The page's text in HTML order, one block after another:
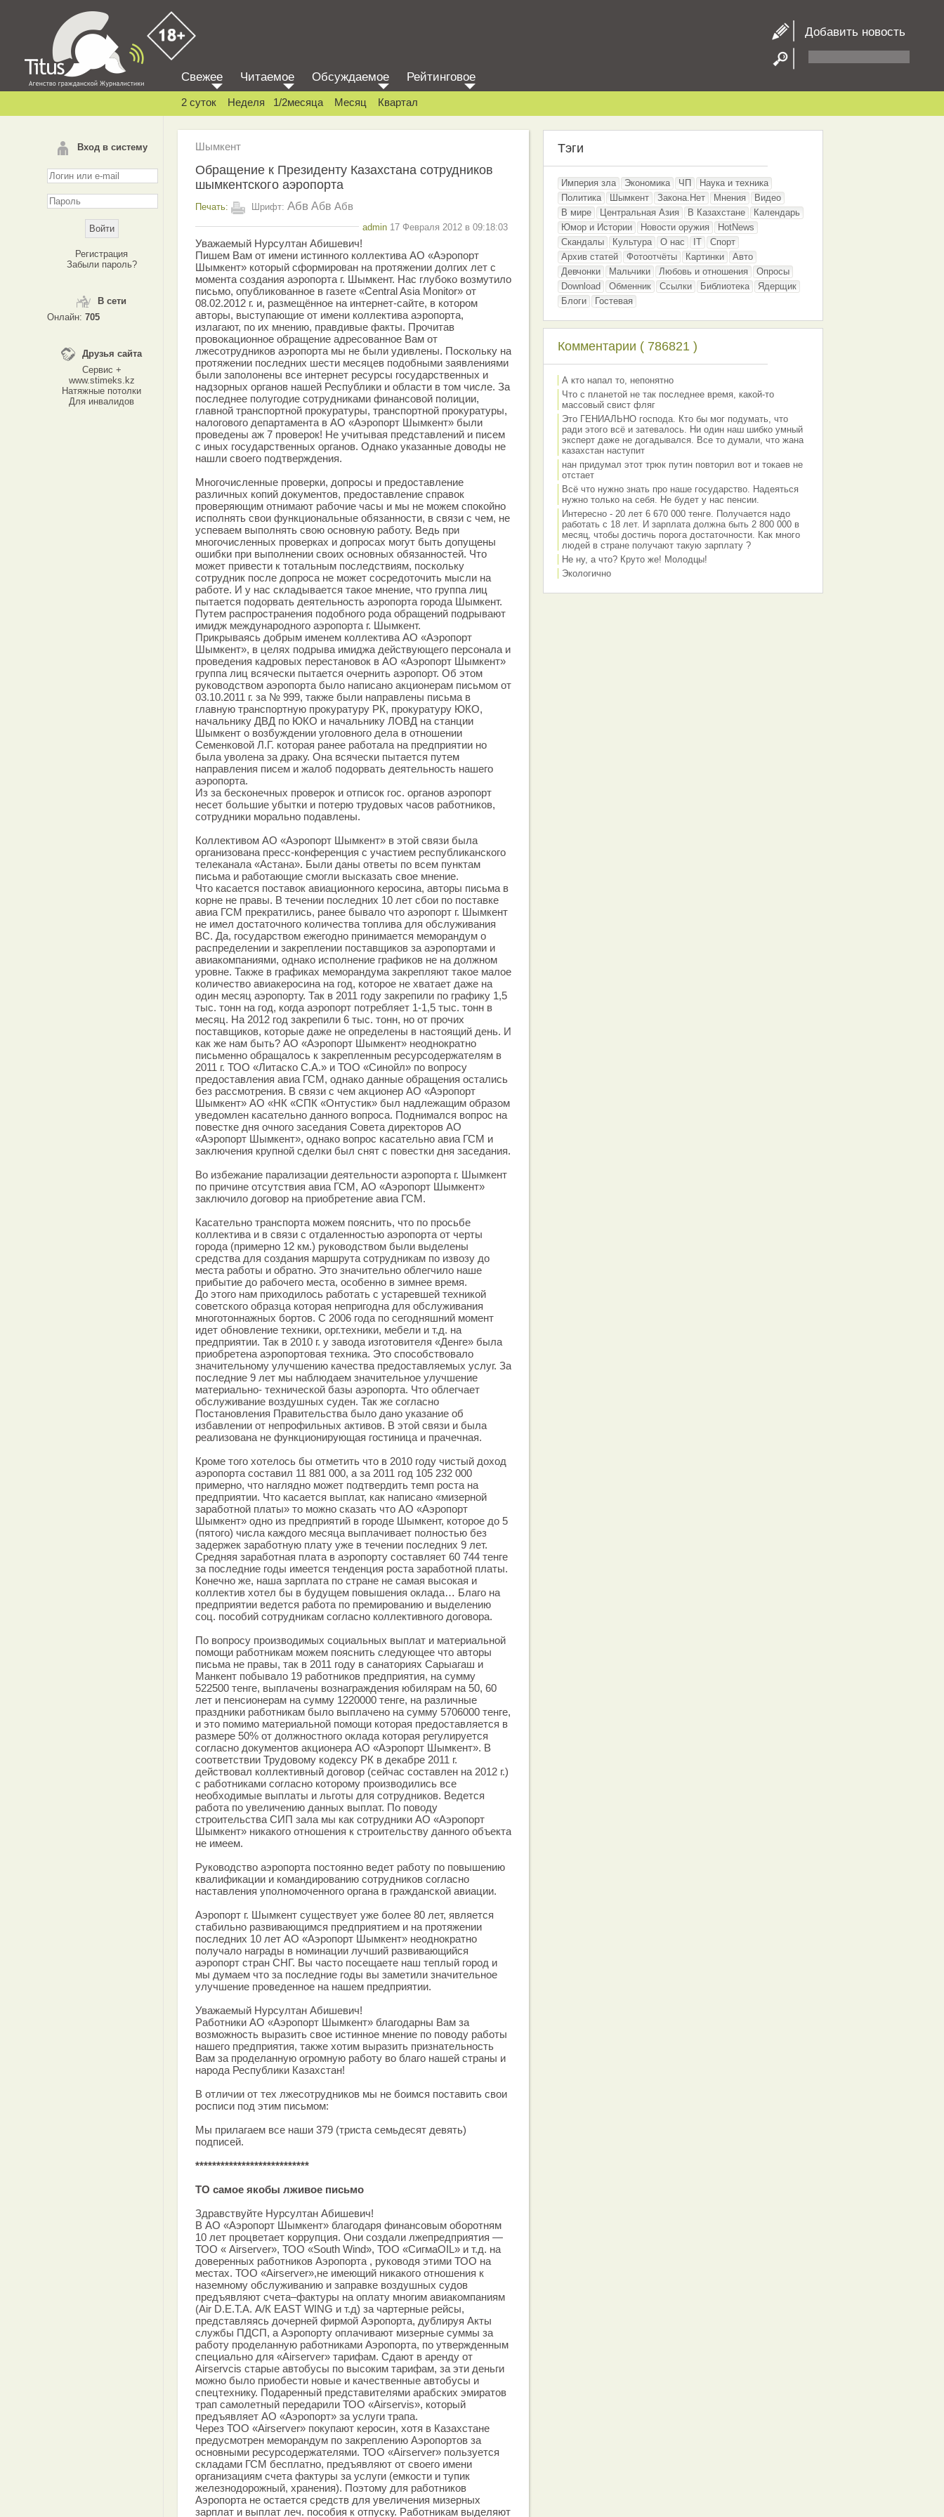
Добавить новость
Вход в систему
Регистрация
Забыли пароль?
В сети
Онлайн: 705
Друзья сайта
Сервис +
www.stimeks.kz
Натяжные потолки
Для инвалидов
Свежее Читаемое Обсуждаемое Рейтинговое
2 суток Неделя 1/2месяца Месяц Квартал
Шымкент
Обращение к Президенту Казахстана сотрудников
шымкентского аэропорта
Печать: Шрифт: Абв Абв Абв
admin 17 Февраля 2012 в 09:18:03
Уважаемый Нурсултан Абишевич!
Пишем Вам от имени истинного коллектива АО «Аэропорт
Шымкент» который сформирован на протяжении долгих лет с
момента создания аэропорта г. Шымкент. Нас глубоко возмутило
письмо, опубликованное в газете «Central Asia Monitor» от
08.02.2012 г. и, размещённое на интернет-cайте, в котором
авторы, выступающие от имени коллектива аэропорта,
излагают, по их мнению, правдивые факты. Прочитав
провокационное обращение адресованное Вам от
лжесотрудников аэропорта мы не были удивлены. Поскольку на
протяжении последних шести месяцев подобными заявлениями
были заполонены все интернет ресурсы государственных и
надзорных органов нашей Республики и области в том числе. За
последнее полугодие сотрудниками финансовой полиции,
главной транспортной прокуратуры, транспортной прокуратуры,
налогового департамента в АО «Аэропорт Шымкент» были
проведены аж 7 проверок! Не учитывая представлений и писем
с иных государственных органов. Однако указанные доводы не
нашли своего подтверждения.
Многочисленные проверки, допросы и предоставление
различных копий документов, предоставление справок
проверяющим отнимают рабочие часы и мы не можем спокойно
исполнять свои функциональные обязанности, в связи с чем, не
успеваем выполнять свою основную работу. Ведь при
многочисленных проверках и допросах могут быть допущены
ошибки при выполнении своих основных обязанностей. Что
может привести к тотальным последствиям, поскольку
сотрудник после допроса не может сосредоточить мысли на
работе. И у нас складывается такое мнение, что группа лиц
пытается подорвать деятельность аэропорта города Шымкент.
Путем распространения подобного рода обращений подрывают
имидж международного аэропорта г. Шымкент.
Прикрываясь добрым именем коллектива АО «Аэропорт
Шымкент», в целях подрыва имиджа действующего персонала и
проведения кадровых перестановок в АО «Аэропорт Шымкент»
группа лиц всячески пытается очернить аэропорт. Об этом
руководством аэропорта было написано акционерам письмом от
03.10.2011 г. за № 999, также были направлены письма в
главную транспортную прокуратуру РК, прокуратуру ЮКО,
начальнику ДВД по ЮКО и начальнику ЛОВД на станции
Шымкент о возбуждении уголовного дела в отношении
Семенковой Л.Г. которая ранее работала на предприятии но
была уволена за драку. Она всячески пытается путем
направления писем и жалоб подорвать деятельность нашего
аэропорта.
Из за бесконечных проверок и отписок гос. органов аэропорт
несет большие убытки и потерю трудовых часов работников,
сотрудники морально подавлены.
Коллективом АО «Аэропорт Шымкент» в этой связи была
организована пресс-конференция с участием республиканского
телеканала «Астана». Были даны ответы по всем пунктам
письма и работающие смогли высказать свое мнение.
Что касается поставок авиационного керосина, авторы письма в
корне не правы. В течении последних 10 лет сбои по поставке
авиа ГСМ прекратились, ранее бывало что аэропорт г. Шымкент
не имел достаточного количества топлива для обслуживания
ВС. Да, государством ежегодно принимается меморандум о
распределении и закреплении поставщиков за аэропортами и
авиакомпаниями, однако исполнение графиков не на должном
уровне. Также в графиках меморандума закрепляют такое малое
количество авиакеросина на год, которое не хватает даже на
один месяц аэропорту. Так в 2011 году закрепили по графику 1,5
тыс. тонн на год, когда аэропорт потребляет 1-1,5 тыс. тонн в
месяц. На 2012 год закрепили 6 тыс. тонн, но от прочих
поставщиков, которые даже не определены в настоящий день. И
как же нам быть? АО «Аэропорт Шымкент» неоднократно
письменно обращалось к закрепленным ресурсодержателям в
2011 г. ТОО «Литаско С.А.» и ТОО «Синойл» по вопросу
предоставления авиа ГСМ, однако данные обращения остались
без рассмотрения. В связи с чем акционер АО «Аэропорт
Шымкент» АО «НК «СПК «Онтустик» был надлежащим образом
уведомлен касательно данного вопроса. Поднимался вопрос на
повестке дня очного заседания Совета директоров АО
«Аэропорт Шымкент», однако вопрос касательно авиа ГСМ и
заключения крупной сделки был снят с повестки дня заседания.
Во избежание парализации деятельности аэропорта г. Шымкент
по причине отсутствия авиа ГСМ, АО «Аэропорт Шымкент»
заключило договор на приобретение авиа ГСМ.
Касательно транспорта можем пояснить, что по просьбе
коллектива и в связи с отдаленностью аэропорта от черты
города (примерно 12 км.) руководством были выделены
средства для создания маршрута сотрудникам по извозу до
места работы и обратно. Это значительно облегчило наше
прибытие до рабочего места, особенно в зимнее время.
До этого нам приходилось работать с устаревшей техникой
советского образца которая непригодна для обслуживания
многотоннажных бортов. С 2006 года по сегодняшний момент
идет обновление техники, орг.техники, мебели и т.д. на
предприятии. Так в 2010 г. у завода изготовителя «Денге» была
приобретена аэропортовая техника. Это способствовало
значительному улучшению качества предоставляемых услуг. За
последние 9 лет мы наблюдаем значительное улучшение
материально- технической базы аэропорта. Что облегчает
обслуживание воздушных суден. Так же согласно
Постановления Правительства было дано указание об
избавлении от непрофильных активов. В этой связи и была
реализована не функционирующая гостиница и прачечная.
Кроме того хотелось бы отметить что в 2010 году чистый доход
аэропорта составил 11 881 000, а за 2011 год 105 232 000
примерно, что наглядно может подтвердить темп роста на
предприятии. Что касается выплат, как написано «мизерной
заработной платы» то можно сказать что АО «Аэропорт
Шымкент» одно из предприятий в городе Шымкент, которое до 5
(пятого) числа каждого месяца выплачивает полностью без
задержек заработную плату уже в течении последних 9 лет.
Средняя заработная плата в аэропорту составляет 60 744 тенге
за последние годы имеется тенденция роста заработной платы.
Конечно же, наша зарплата по стране не самая высокая и
коллектив хотел бы в будущем повышения оклада… Благо на
предприятии ведется работа по премированию и выделению
соц. пособий сотрудникам согласно коллективного договора.
По вопросу производимых социальных выплат и материальной
помощи работникам можем пояснить следующее что авторы
письма не правы, так в 2011 году в санаториях Сарыагаш и
Манкент побывало 19 работников предприятия, на сумму
522500 тенге, выплачены вознаграждения юбилярам на 50, 60
лет и пенсионерам на сумму 1220000 тенге, на различные
праздники работникам было выплачено на сумму 5706000 тенге,
и это помимо материальной помощи которая предоставляется в
размере 50% от должностного оклада которая регулируется
согласно документов акционера АО «Аэропорт Шымкент». В
соответствии Трудовому кодексу РК в декабре 2011 г.
действовал коллективный договор (сейчас составлен на 2012 г.)
с работниками согласно которому производились все
необходимые выплаты и льготы для сотрудников. Ведется
работа по увеличению данных выплат. По поводу
строительства СИП зала мы как сотрудники АО «Аэропорт
Шымкент» никакого отношения к строительству данного объекта
не имеем.
Руководство аэропорта постоянно ведет работу по повышению
квалификации и командированию сотрудников согласно
наставления уполномоченного органа в гражданской авиации.
Аэропорт г. Шымкент существует уже более 80 лет, является
стабильно развивающимся предприятием и на протяжении
последних 10 лет АО «Аэропорт Шымкент» неоднократно
получало награды в номинации лучший развивающийся
аэропорт стран СНГ. Вы часто посещаете наш теплый город и
мы думаем что за последние годы вы заметили значительное
улучшение проведенное на нашем предприятии.
Уважаемый Нурсултан Абишевич!
Работники АО «Аэропорт Шымкент» благодарны Вам за
возможность выразить свое истинное мнение по поводу работы
нашего предприятия, также хотим выразить признательность
Вам за проделанную огромную работу во благо нашей страны и
народа Республики Казахстан!
В отличии от тех лжесотрудников мы не боимся поставить свои
росписи под этим письмом:
Мы прилагаем все наши 379 (триста семьдесят девять)
подписей.
***************************
ТО самое якобы лживое письмо
Здравствуйте Нурсултан Абишевич!
В АО «Аэропорт Шымкент» благодаря финансовым оборотням
10 лет процветает коррупция. Они создали лжепредприятия —
ТОО « Airserver», ТОО «South Wind», ТОО «СигмаOIL» и т.д. на
доверенных работников Аэропорта , руководя этими ТОО на
местах. ТОО «Airserver»,не имеющий никакого отношения к
наземному обслуживанию и заправке воздушных судов
предъявляют счета–фактуры на оплату многим авиакомпаниям
(Air D.E.T.A. А/К EAST WING и т.д) за чартерные рейсы,
представляясь дочерней фирмой Аэропорта, дублируя Акты
службы ПДСП, а Аэропорту оплачивают мизерные суммы за
работу проделанную работниками Аэропорта, по утвержденным
специально для «Airserver» тарифам. Сдают в аренду от
Airservcis старые автобусы по высоким тарифам, за эти деньги
можно было приобести новые и качественные автобусы и
спецтехнику. Подаренный представителями арабских эмиратов
трап самолетный передарили ТОО «Аirservis», который
предъявляет АО «Аэропорт» за услуги трапа.
Через ТОО «Airserver» покупают керосин, хотя в Казахстане
предусмотрен меморандум по закреплению Аэропортов за
основными ресурсодержателями. ТОО «Airserver» пользуется
складами ГСМ бесплатно, предъявляют от своего имени
организациям счета фактуры за услуги (емкости и тупик
железнодорожный, хранения). Поэтому для работников
Аэропорта не остается средств для увеличения мизерных
зарплат и выплат леч. пособия к отпуску. Работникам выделяют
Тэги
Империя зла Экономика ЧП
Наука и техника
Политика
Шымкент Закона.Нет Мнения
Видео
В мире
Центральная Азия В Казахстане
Календарь
Юмор и Истории
Новости оружия
HotNews
Скандалы
Культура О нас IT
Спорт
Архив статей
Фотоотчёты Картинки
Авто
Девчонки
Мальчики Любовь и отношения
Опросы
Download
Обменник Ссылки Библиотека
Ядерщик
Блоги
Гостевая
Комментарии ( 786821 )
А кто напал то, непонятно
Что с планетой не так последнее время, какой-то
массовый свист фляг
Это ГЕНИАЛЬНО господа. Кто бы мог подумать, что
ради этого всё и затевалось. Ни один наш шибко умный
эксперт даже не догадывался. Все то думали, что жана
казахстан наступит
нан придумал этот трюк путин повторил вот и токаев не
отстает
Всё что нужно знать про наше государство. Надеяться
нужно только на себя. Не будет у нас пенсии.
Интересно - 20 лет 6 670 000 тенге. Получается надо
работать с 18 лет. И зарплата должна быть 2 800 000 в
месяц, чтобы достичь порога достаточности. Как много
людей в стране получают такую зарплату ?
Не ну, а что? Круто же! Молодцы!
Экологично